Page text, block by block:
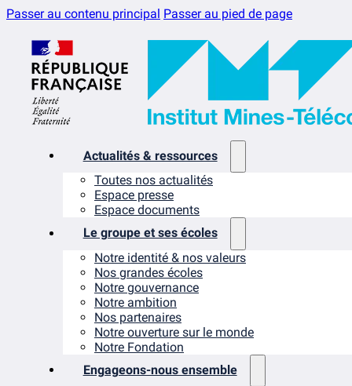
Passer au contenu principal Passer au pied de page
Actualités & ressources
Toutes nos actualités
Espace presse
Espace documents
Le groupe et ses écoles
Notre identité & nos valeurs
Nos grandes écoles
Notre gouvernance
Notre ambition
Nos partenaires
Notre ouverture sur le monde
Notre Fondation
Engageons-nous ensemble